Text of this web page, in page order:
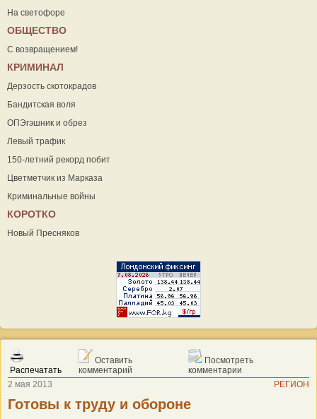
На светофоре
ОБЩЕСТВО
С возвращением!
КРИМИНАЛ
Дерзость скотокрадов
Бандитская воля
ОПЭгэшник и обрез
Левый трафик
150-летний рекорд побит
Цветметчик из Марказа
Криминальные войны
КОРОТКО
Новый Пресняков
Распечатать
Оставить
комментарий
Посмотреть
комментарии
2 мая 2013
РЕГИОН
Готовы к труду и обороне